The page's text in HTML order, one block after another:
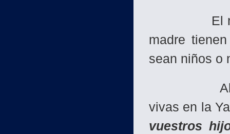
El niño
madre
sean niños o
Algunos
vivas en la
vuestros